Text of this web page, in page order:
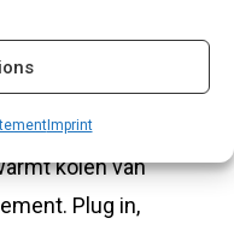
Imprint
met wind of
kolen van
Plug in,